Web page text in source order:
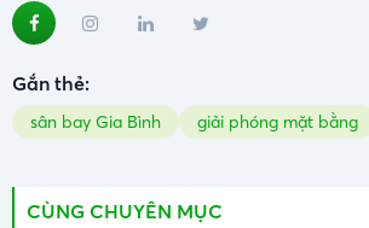
Gắn thẻ:
sân bay Gia Bình giải phóng mặt bằng
CÙNG CHUYÊN MỤC